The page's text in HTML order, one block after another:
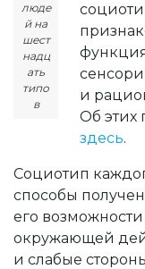
люде
й на
шест
надц
ать
типо
в
и
Об этих
здесь.
Социотип
способы
его
окружающей
и слабые